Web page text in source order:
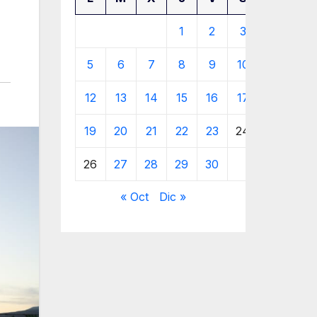
1 2 3
5 6 7 8 9 10
12 13 14 15 16 17
19 20 21 22 23 24
26 27 28 29 30
« Oct Dic »